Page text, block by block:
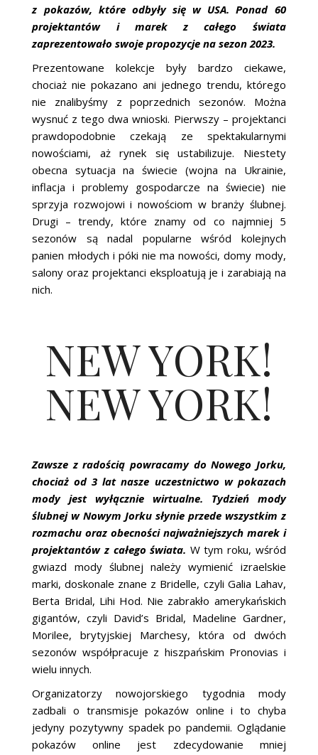
z pokazów, które odbyły się w USA. Ponad 60
projektantów i marek z całego świata
zaprezentowało swoje propozycje na sezon 2023.
Prezentowane kolekcje były bardzo ciekawe,
chociaż nie pokazano ani jednego trendu, którego
nie znalibyśmy z poprzednich sezonów. Można
wysnuć z tego dwa wnioski. Pierwszy – projektanci
prawdopodobnie czekają ze spektakularnymi
nowościami, aż rynek się ustabilizuje. Niestety
obecna sytuacja na świecie (wojna na Ukrainie,
inflacja i problemy gospodarcze na świecie) nie
sprzyja rozwojowi i nowościom w branży ślubnej.
Drugi – trendy, które znamy od co najmniej 5
sezonów są nadal popularne wśród kolejnych
panien młodych i póki nie ma nowości, domy mody,
salony oraz projektanci eksploatują je i zarabiają na
nich.
NEW YORK!
NEW YORK!
Zawsze z radością powracamy do Nowego Jorku,
chociaż od 3 lat nasze uczestnictwo w pokazach
mody jest wyłącznie wirtualne. Tydzień mody
ślubnej w Nowym Jorku słynie przede wszystkim z
rozmachu oraz obecności najważniejszych marek i
projektantów z całego świata. W tym roku, wśród
gwiazd mody ślubnej należy wymienić izraelskie
marki, doskonale znane z Bridelle, czyli Galia Lahav,
Berta Bridal, Lihi Hod. Nie zabrakło amerykańskich
gigantów, czyli David’s Bridal, Madeline Gardner,
Morilee, brytyjskiej Marchesy, która od dwóch
sezonów współpracuje z hiszpańskim Pronovias i
wielu innych.
Organizatorzy nowojorskiego tygodnia mody
zadbali o transmisje pokazów online i to chyba
jedyny pozytywny spadek po pandemii. Oglądanie
pokazów online jest zdecydowanie mniej